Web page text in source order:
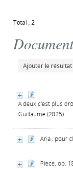
Total ; 2
Ajouter le
A deux c'est plus
Guillaume (2025)
Aria : pour
Pièce, op.